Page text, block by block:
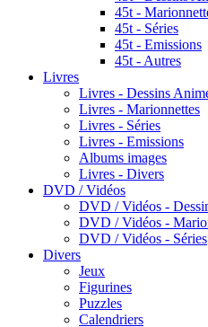
45t -
45t - Séries
45t - Emissions
45t - Autres
Livres
Livres - Dessins
Livres - Marionnettes
Livres - Séries
Livres - Emissions
Albums images
Livres - Divers
DVD / Vidéos
DVD / Vidéos -
DVD / Vidéos -
DVD / Vidéos - Séries
Divers
Jeux
Figurines
Puzzles
Calendriers